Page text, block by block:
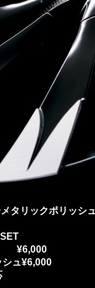
タリックポリッシュ
¥6,000